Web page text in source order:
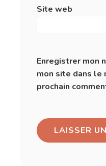
Site web
Enregistrer mon
mon site dans le
prochain